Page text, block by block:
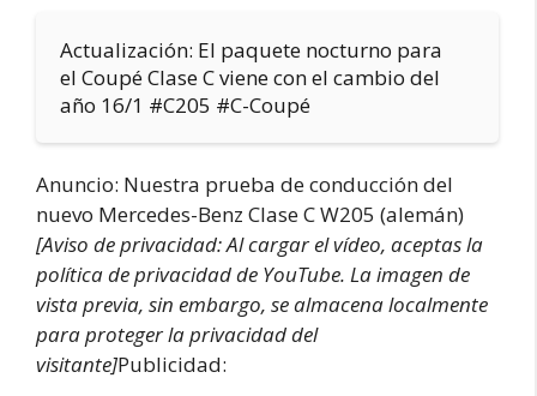
Actualización: El paquete nocturno para
el Coupé Clase C viene con el cambio del
año 16/1 #C205 #C-Coupé
Anuncio: Nuestra prueba de conducción del
nuevo Mercedes-Benz Clase C W205 (alemán)
[Aviso de privacidad: Al cargar el vídeo, aceptas la
política de privacidad de YouTube. La imagen de
vista previa, sin embargo, se almacena localmente
para proteger la privacidad del
visitante]Publicidad: